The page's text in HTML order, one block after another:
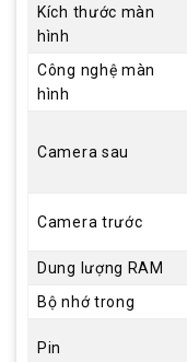
Kích thước màn
hình
Công nghệ màn
hình
Camera sau
Camera trước
Dung lượng RAM
Bộ nhớ trong
Pin